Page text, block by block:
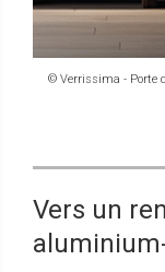
© Verrissima - Porte
Vers un